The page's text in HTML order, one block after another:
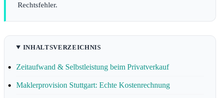
Rechtsfehler.
INHALTSVERZEICHNIS
Zeitaufwand & Selbstleistung beim Privatverkauf
Maklerprovision Stuttgart: Echte Kostenrechnung